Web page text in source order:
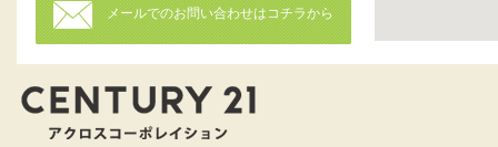
メールでのお問い合わせはコチラから